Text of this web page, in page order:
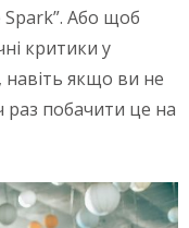
Або щоб
критики у
навіть якщо ви не
раз побачити це на